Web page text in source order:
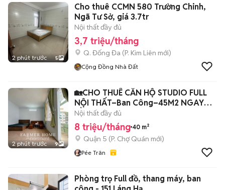
2 phút trước 5
Cho thuê CCMN 580 Trường Chinh,
Ngã Tư Sở, giá 3.7tr
Nội thất đầy đủ
3,7 triệu/tháng
Q. Đống Đa (P. Kim Liên mới)
Cộng Đồng Nhà Đất
2 phút trước 9
🏡CHO THUÊ CĂN HỘ STUDIO FULL
NỘI THẤT–Ban Công–45M2 NGAY
CẦU CHỮ Y Q.5
Nội thất đầy đủ
8 triệu/tháng 40 m²
Quận 5 (P. Chợ Quán mới)
Pée Trân
Phòng trọ Full đồ, thang máy, ban